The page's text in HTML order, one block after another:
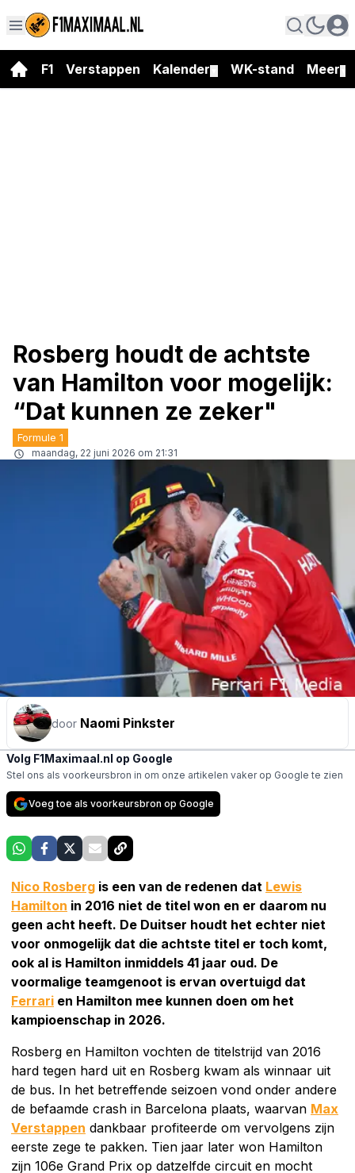
F1 Verstappen Kalender WK-stand Meer
Rosberg houdt de achtste
van Hamilton voor mogelijk:
“Dat kunnen ze zeker"
Formule 1
maandag, 22 juni 2026 om 21:31
door Naomi Pinkster
Volg F1Maximaal.nl op Google
Stel ons als voorkeursbron in om onze artikelen vaker op Google te zien
Voeg toe als voorkeursbron op Google
Nico Rosberg is een van de redenen dat Lewis
Hamilton in 2016 niet de titel won en er daarom nu
geen acht heeft. De Duitser houdt het echter niet
voor onmogelijk dat die achtste titel er toch komt,
ook al is Hamilton inmiddels 41 jaar oud. De
voormalige teamgenoot is ervan overtuigd dat
Ferrari en Hamilton mee kunnen doen om het
kampioenschap in 2026.
Rosberg en Hamilton vochten de titelstrijd van 2016
hard tegen hard uit en Rosberg kwam als winnaar uit
de bus. In het betreffende seizoen vond onder andere
de befaamde crash in Barcelona plaats, waarvan Max
Verstappen dankbaar profiteerde om vervolgens zijn
eerste zege te pakken. Tien jaar later won Hamilton
zijn 106e Grand Prix op datzelfde circuit en mocht